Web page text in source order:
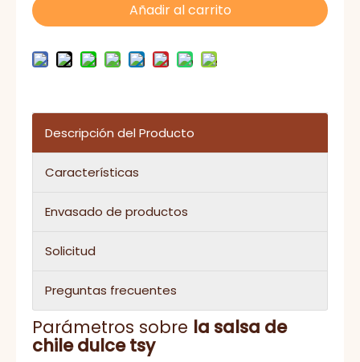
Añadir al carrito
Descripción del Producto
Características
Envasado de productos
Solicitud
Preguntas frecuentes
Parámetros sobre la salsa de
chile dulce tsy